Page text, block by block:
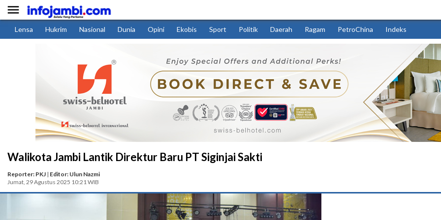

Lensa Hukrim Nasional Dunia Opini Ekobis Sport Politik Daerah Ragam PetroChina Indeks
Walikota Jambi Lantik Direktur Baru PT Siginjai Sakti
Reporter: PKJ | Editor: Ulun Nazmi
Jumat, 29 Agustus 2025 10:21 WIB